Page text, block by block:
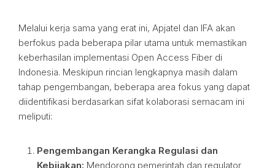
Melalui kerja sama yang erat ini, Apjatel dan IFA akan
berfokus pada beberapa pilar utama untuk memastikan
keberhasilan implementasi Open Access Fiber di
Indonesia. Meskipun rincian lengkapnya masih dalam
tahap pengembangan, beberapa area fokus yang dapat
diidentifikasi berdasarkan sifat kolaborasi semacam ini
meliputi:
Pengembangan Kerangka Regulasi dan
Kebijakan: Mendorong pemerintah dan regulator